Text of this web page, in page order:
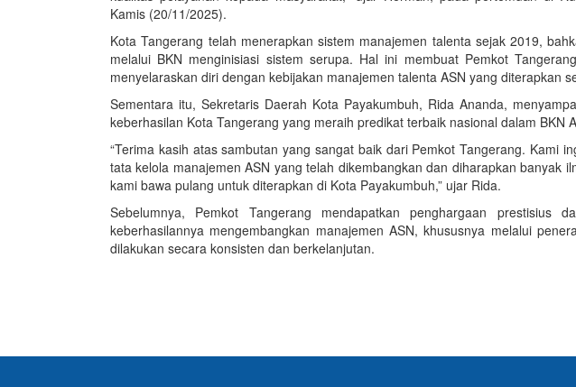
Kamis (20/11/2025).
Kota Tangerang telah menerapkan sistem manajemen talenta sejak 2019,
melalui BKN menginisiasi sistem serupa. Hal ini membuat Pemkot
menyelaraskan diri dengan kebijakan manajemen talenta ASN yang diterapkan
Sementara itu, Sekretaris Daerah Kota Payakumbuh, Rida Ananda,
keberhasilan Kota Tangerang yang meraih predikat terbaik nasional dalam BKN
“Terima kasih atas sambutan yang sangat baik dari Pemkot Tangerang. Kami
tata kelola manajemen ASN yang telah dikembangkan dan diharapkan banyak
kami bawa pulang untuk diterapkan di Kota Payakumbuh,” ujar Rida.
Sebelumnya, Pemkot Tangerang mendapatkan penghargaan prestisius
keberhasilannya mengembangkan manajemen ASN, khususnya melalui
dilakukan secara konsisten dan berkelanjutan.